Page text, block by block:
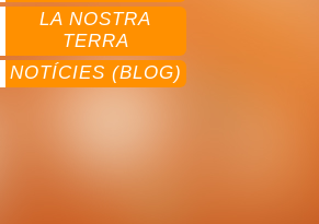
LA NOSTRA
TERRA
NOTÍCIES (BLOG)